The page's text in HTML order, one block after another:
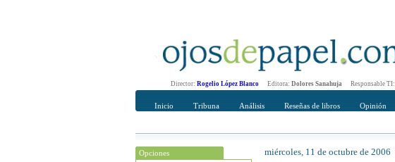
Director: Rogelio López Blanco Editora: Dolores Sanahuja Responsable TI:
Inicio Tribuna Análisis Reseñas de libros Opinión
Opciones
Recomendar
miércoles, 11 de octubre de 2006